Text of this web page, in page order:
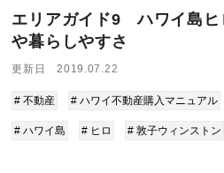
エリアガイド9 ハワイ島ヒ
や暮らしやすさ
更新日 2019.07.22
# 不動産 # ハワイ不動産購入マニュアル
# ハワイ島 # ヒロ # 敦子ウィンストン